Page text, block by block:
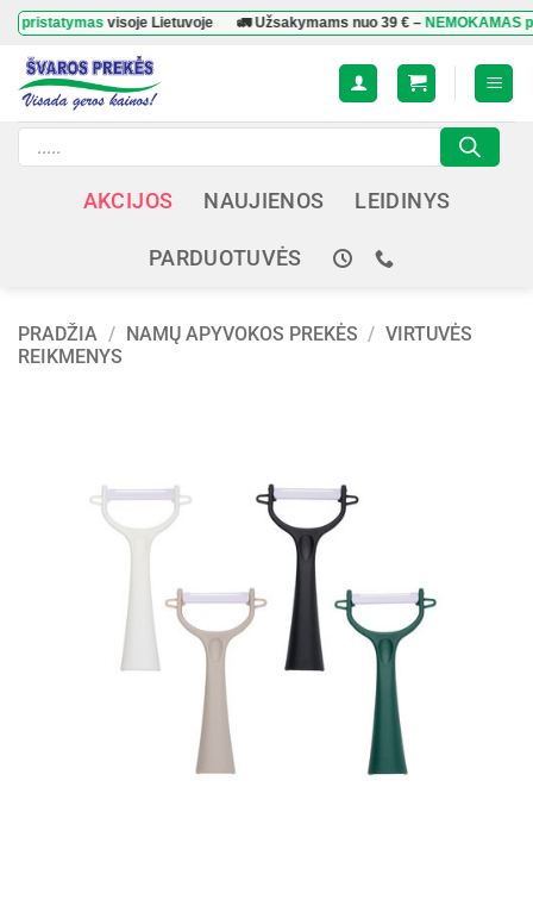
Skip
content
visoje Lietuvoje 🚛 Užsakymams nuo39 €–NEMOKAMAS
Products
search
AKCIJOS NAUJIENOS LEIDINYS
PARDUOTUVĖS
PRADŽIA / NAMŲ APYVOKOS PREKĖS / VIRTUVĖS
REIKMENYS